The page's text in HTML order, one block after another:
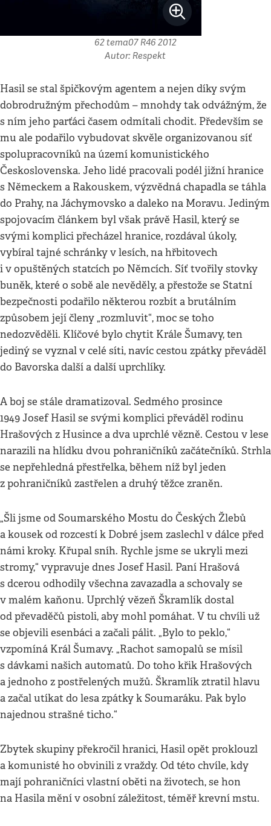
62 tema07 R46 2012
Autor: Respekt
Hasil se stal špičkovým agentem a nejen díky svým
dobrodružným přechodům – mnohdy tak odvážným, že
s ním jeho parťáci časem odmítali chodit. Především se
mu ale podařilo vybudovat skvěle organizovanou síť
spolupracovníků na území komunistického
Československa. Jeho lidé pracovali podél jižní hranice
s Německem a Rakouskem, výzvědná chapadla se táhla
do Prahy, na Jáchymovsko a daleko na Moravu. Jediným
spojovacím článkem byl však právě Hasil, který se
svými komplici přecházel hranice, rozdával úkoly,
vybíral tajné schránky v lesích, na hřbitovech
i v opuštěných statcích po Němcích. Síť tvořily stovky
buněk, které o sobě ale nevěděly, a přestože se Statní
bezpečnosti podařilo některou rozbít a brutálním
způsobem její členy „rozmluvit“, moc se toho
nedozvěděli. Klíčové bylo chytit Krále Šumavy, ten
jediný se vyznal v celé síti, navíc cestou zpátky převáděl
do Bavorska další a další uprchlíky.
A boj se stále dramatizoval. Sedmého prosince
1949 Josef Hasil se svými komplici převáděl rodinu
Hrašových z Husince a dva uprchlé vězně. Cestou v lese
narazili na hlídku dvou pohraničníků začátečníků. Strhla
se nepřehledná přestřelka, během níž byl jeden
z pohraničníků zastřelen a druhý těžce zraněn.
„Šli jsme od Soumarského Mostu do Českých Žlebů
a kousek od rozcestí k Dobré jsem zaslechl v dálce před
námi kroky. Křupal sníh. Rychle jsme se ukryli mezi
stromy,“ vypravuje dnes Josef Hasil. Paní Hrašová
s dcerou odhodily všechna zavazadla a schovaly se
v malém kaňonu. Uprchlý vězeň Škramlík dostal
od převaděčů pistoli, aby mohl pomáhat. V tu chvíli už
se objevili esenbáci a začali pálit. „Bylo to peklo,“
vzpomíná Král Šumavy. „Rachot samopalů se mísil
s dávkami našich automatů. Do toho křik Hrašových
a jednoho z postřelených mužů. Škramlík ztratil hlavu
a začal utíkat do lesa zpátky k Soumaráku. Pak bylo
najednou strašné ticho.“
Zbytek skupiny překročil hranici, Hasil opět proklouzl
a komunisté ho obvinili z vraždy. Od této chvíle, kdy
mají pohraničníci vlastní oběti na životech, se hon
na Hasila mění v osobní záležitost, téměř krevní mstu.